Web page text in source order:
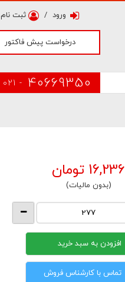
ورود / ثبت نام
درخواست پیش فاکتور
021 - 40669350
16,236 تومان
(بدون مالیات)
افزودن به سبد خرید
تماس با کارشناس فروش